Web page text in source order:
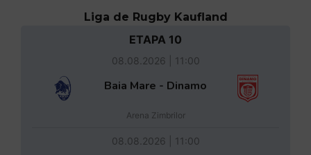
Liga de Rugby Kaufland
ETAPA 10
08.08.2026 | 11:00
Baia Mare - Dinamo
Arena Zimbrilor
08.08.2026 | 11:00